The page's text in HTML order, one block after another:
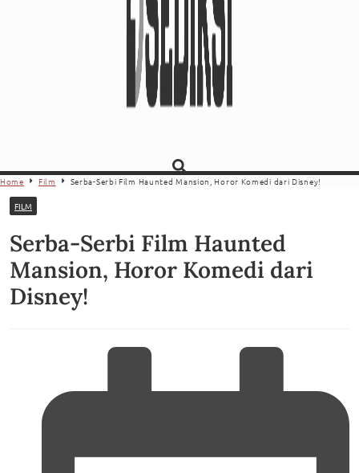
Home Film Serba-Serbi Film Haunted Mansion, Horor Komedi dari Disney!
FILM
Serba-Serbi Film Haunted
Mansion, Horor Komedi dari
Disney!